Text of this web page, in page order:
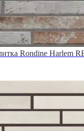
Rondine Harlem